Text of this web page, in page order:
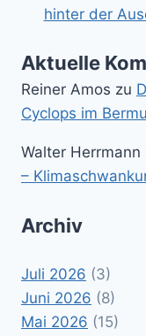
hinter der
Aktuelle
Reiner Amos zu
Cyclops im
Walter Herrmann
–
Archiv
Juli 2026 (3)
Juni 2026 (8)
Mai 2026 (15)